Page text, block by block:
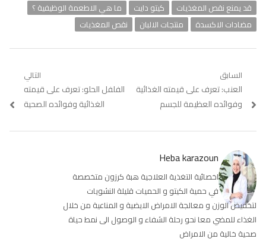
قد يمنع نقص المغذيات
كيتو دايت
ما هي الاطعمة الوظيفية ؟
مضادات الاكسدة
منتجات الالبان نقص المغذيات
تصفّح
المقالات
السابق
Previous
post:
العنب: تعرف على قيمته الغذائية
وفوائده العظيمة للجسم
التالي
Next
الفلفل الحلو: تعرف على قيمته
الغذائية وفوائده الصحية
Heba karazoun
اخصائية التغذية العلاجية هبة كرزون متخصصة
في حمية الكيتو و الحميات قليلة النشويات
لتخفيض الوزن و معالجة الامراض الايضية و المناعية من خلال
الغذاء للمضي معا نحو رحلة الشفاء و الوصول الى نمط حياة
صحية خالية من الامراض